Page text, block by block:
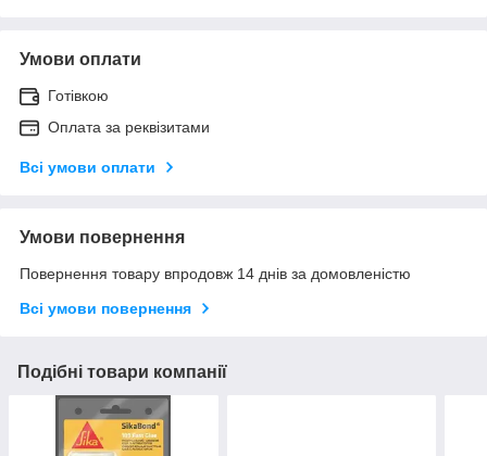
Умови оплати
Готівкою
Оплата за реквізитами
Всі умови оплати
Умови повернення
Повернення товару впродовж 14 днів за домовленістю
Всі умови повернення
Подібні товари компанії